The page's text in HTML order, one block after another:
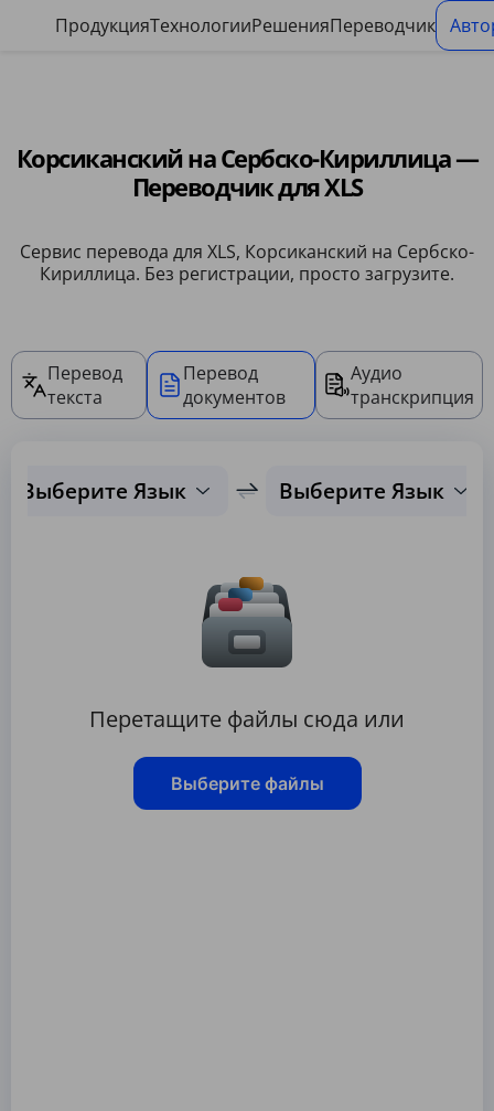
ПродукцияТехнологииРешенияПереводчик
Корсиканский на Сербско-Кириллица —
Переводчик для XLS
Сервис перевода для XLS, Корсиканский на Сербско-
Кириллица. Без регистрации, просто загрузите.
Перевод
текста
Перевод
документов
Аудио
транскрипция
Выберите Язык Выберите Язык
Перетащите файлы сюда или
Выберите файлы